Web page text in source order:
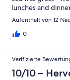
lunches and
was exceptionally
really perfect for
on the south side
Aufenthalt von 12
0
Verifizierte
10/10 –